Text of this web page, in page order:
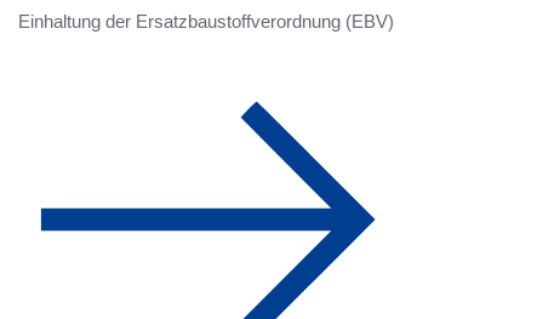
Einhaltung der Ersatzbaustoffverordnung (EBV)